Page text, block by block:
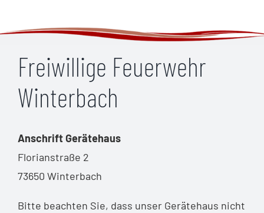
Freiwillige Feuerwehr
Winterbach
Anschrift Gerätehaus
Florianstraße 2
73650 Winterbach
Bitte beachten Sie, dass unser Gerätehaus nicht